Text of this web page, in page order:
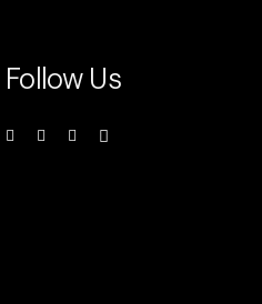
Follow Us